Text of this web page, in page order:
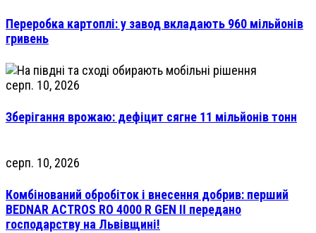
Переробка картоплі: у завод вкладають 960 мільйонів
гривень
серп. 10, 2026
Зберігання врожаю: дефіцит сягне 11 мільйонів тонн
серп. 10, 2026
Комбінований обробіток і внесення добрив: перший
BEDNAR ACTROS RO 4000 R GEN II передано
господарству на Львівщині!